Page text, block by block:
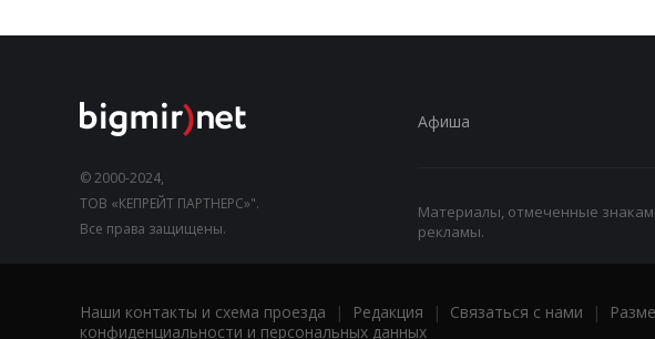
© 2000-2024,
ТОВ «КЕПРЕЙТ ПАРТНЕРС»".
Все права защищены.
Афиша
Материалы, отмеченные
рекламы.
Наши контакты и схема проезда | Редакция | Связаться с нами |
конфиденциальности и персональных данных